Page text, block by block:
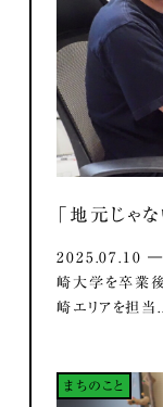
「地元じゃ
2025.07.10 ―
崎大学を卒業
崎エリアを担当
まちのこと